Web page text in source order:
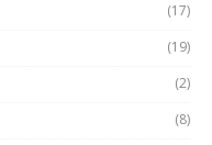
(17)
(19)
(2)
(8)